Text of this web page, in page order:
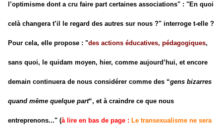
l’optimisme dont a cru faire part certaines associations" : "En quoi
celà changera t’il le regard des autres sur nous ?" interroge t-elle ?
Pour cela, elle propose : "des actions éducatives, pédagogiques,
sans quoi, le quidam moyen, hier, comme aujourd’hui, et encore
demain continuera de nous considérer comme des “gens bizarres
quand même quelque part“, et à craindre ce que nous
entreprenons..." (à lire en bas de page : Le transexualisme ne sera